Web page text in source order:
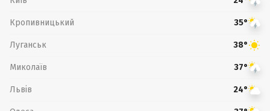
Кропивницький 35°
Луганськ 38°
Миколаїв 37°
Львів 24°